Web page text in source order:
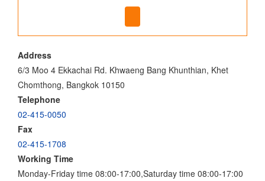
Address
6/3 Moo 4 Ekkachai Rd. Khwaeng Bang Khunthian, Khet
Chomthong, Bangkok 10150
Telephone
02-415-0050
Fax
02-415-1708
Working Time
Monday-Friday time 08:00-17:00,Saturday time 08:00-17:00